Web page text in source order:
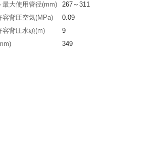
最大使用管径(mm)
267～311
容背圧空気(MPa)
0.09
容背圧水頭(m)
9
349